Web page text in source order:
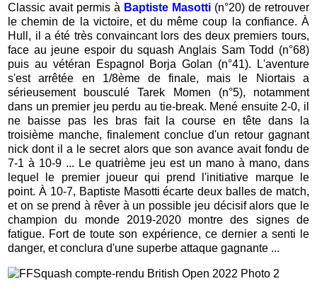
Classic avait permis à Baptiste Masotti (n°20) de retrouver
le chemin de la victoire, et du même coup la confiance. À
Hull, il a été très convaincant lors des deux premiers tours,
face au jeune espoir du squash Anglais Sam Todd (n°68)
puis au vétéran Espagnol Borja Golan (n°41). L'aventure
s'est arrêtée en 1/8ème de finale, mais le Niortais a
sérieusement bousculé Tarek Momen (n°5), notamment
dans un premier jeu perdu au tie-break. Mené ensuite 2-0, il
ne baisse pas les bras fait la course en tête dans la
troisième manche, finalement conclue d'un retour gagnant
nick dont il a le secret alors que son avance avait fondu de
7-1 à 10-9 ... Le quatrième jeu est un mano à mano, dans
lequel le premier joueur qui prend l'initiative marque le
point. À 10-7, Baptiste Masotti écarte deux balles de match,
et on se prend à rêver à un possible jeu décisif alors que le
champion du monde 2019-2020 montre des signes de
fatigue. Fort de toute son expérience, ce dernier a senti le
danger, et conclura d'une superbe attaque gagnante ...